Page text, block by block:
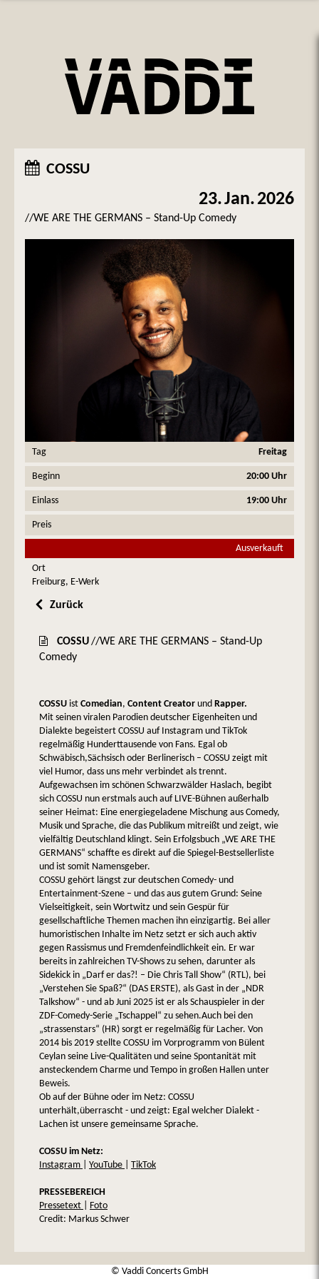
COSSU
23.Jan.2026
//WE ARE THE GERMANS – Stand-Up Comedy
Tag Freitag
Beginn 20:00 Uhr
Einlass 19:00 Uhr
Preis
Ausverkauft
Ort
Freiburg, E-Werk
Zurück
COSSU//WE ARE THE GERMANS – Stand-Up
Comedy
COSSU ist Comedian, Content Creator und Rapper.
Mit seinen viralen Parodien deutscher Eigenheiten und
Dialekte begeistert COSSU auf Instagram und TikTok
regelmäßig Hunderttausende von Fans. Egal ob
Schwäbisch,Sächsisch oder Berlinerisch – COSSU zeigt mit
viel Humor, dass uns mehr verbindet als trennt.
Aufgewachsen im schönen Schwarzwälder Haslach, begibt
sich COSSU nun erstmals auch auf LIVE-Bühnen außerhalb
seiner Heimat: Eine energiegeladene Mischung aus Comedy,
Musik und Sprache, die das Publikum mitreißt und zeigt, wie
vielfältig Deutschland klingt. Sein Erfolgsbuch „WE ARE THE
GERMANS“ schaffte es direkt auf die Spiegel-Bestsellerliste
und ist somit Namensgeber.
COSSU gehört längst zur deutschen Comedy- und
Entertainment-Szene – und das aus gutem Grund: Seine
Vielseitigkeit, sein Wortwitz und sein Gespür für
gesellschaftliche Themen machen ihn einzigartig. Bei aller
humoristischen Inhalte im Netz setzt er sich auch aktiv
gegen Rassismus und Fremdenfeindlichkeit ein. Er war
bereits in zahlreichen TV-Shows zu sehen, darunter als
Sidekick in „Darf er das?! – Die Chris Tall Show“ (RTL), bei
„Verstehen Sie Spaß?“ (DAS ERSTE), als Gast in der „NDR
Talkshow“ - und ab Juni 2025 ist er als Schauspieler in der
ZDF-Comedy-Serie „Tschappel“ zu sehen.Auch bei den
„strassenstars“ (HR) sorgt er regelmäßig für Lacher. Von
2014 bis 2019 stellte COSSU im Vorprogramm von Bülent
Ceylan seine Live-Qualitäten und seine Spontanität mit
ansteckendem Charme und Tempo in großen Hallen unter
Beweis.
Ob auf der Bühne oder im Netz: COSSU
unterhält,überrascht - und zeigt: Egal welcher Dialekt -
Lachen ist unsere gemeinsame Sprache.
COSSU im Netz:
Instagram
YouTube TikTok
PRESSEBEREICH
Pressetext
Foto
Credit: Markus Schwer
© Vaddi Concerts GmbH